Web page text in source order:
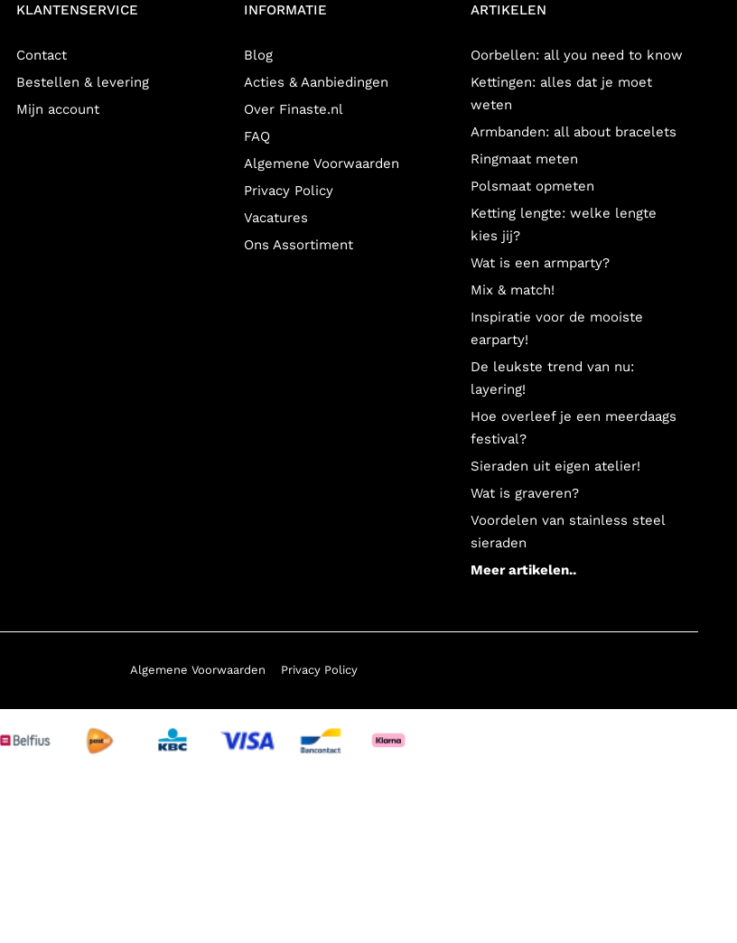
KLANTENSERVICE
Contact
Bestellen & levering
Mijn account
INFORMATIE
Blog
Acties & Aanbiedingen
Over Finaste.nl
FAQ
Algemene Voorwaarden
Privacy Policy
Vacatures
Ons Assortiment
ARTIKELEN
Oorbellen: all you need to know
Kettingen: alles dat je moet
weten
Armbanden: all about bracelets
Ringmaat meten
Polsmaat opmeten
Ketting lengte: welke lengte
kies jij?
Wat is een armparty?
Mix & match!
Inspiratie voor de mooiste
earparty!
De leukste trend van nu:
layering!
Hoe overleef je een meerdaags
festival?
Sieraden uit eigen atelier!
Wat is graveren?
Voordelen van stainless steel
sieraden
Meer artikelen..
Algemene Voorwaarden Privacy Policy